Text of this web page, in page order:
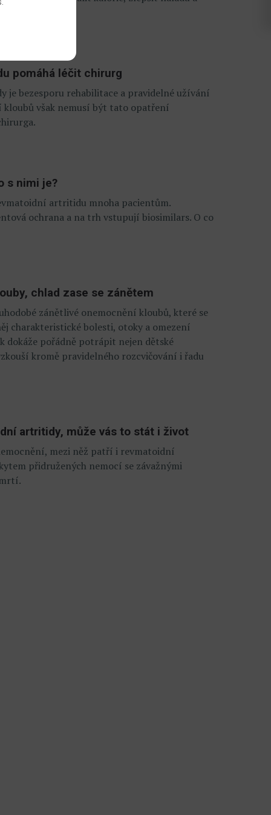
pomáhá léčit chirurg
je bezesporu rehabilitace a pravidelné užívání
kloubů však nemusí být tato opatření
s nimi je?
artritidu mnoha pacientům.
ochrana a na trh vstupují biosimilars. O co
chlad zase se zánětem
zánětlivé onemocnění kloubů, které se
charakteristické bolesti, otoky a omezení
dokáže pořádně potrápit nejen dětské
kromě pravidelného rozcvičování i řadu
artritidy, může vás to stát i život
mezi něž patří i revmatoidní
přidružených nemocí se závažnými